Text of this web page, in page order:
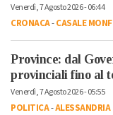
Venerdì, 7 Agosto 2026 - 06:44
CRONACA-CASALE
Province: dal
provinciali fino al
Venerdì, 7 Agosto 2026 - 05:55
POLITICA-ALESSANDRIA